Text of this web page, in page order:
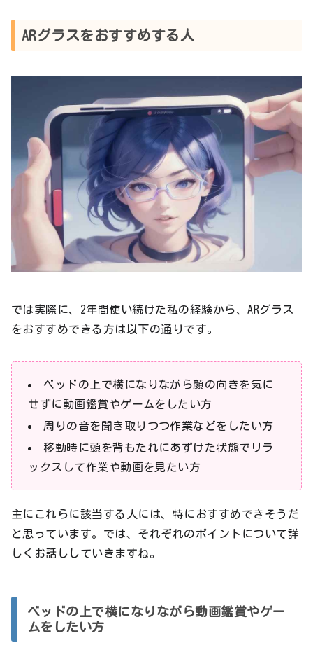
ARグラスをおすすめする人
では実際に、2年間使い続けた私の経験から、ARグラス
をおすすめできる方は以下の通りです。
ベッドの上で横になりながら顔の向きを気に
せずに動画鑑賞やゲームをしたい方
周りの音を聞き取りつつ作業などをしたい方
移動時に頭を背もたれにあずけた状態でリラ
ックスして作業や動画を見たい方
主にこれらに該当する人には、特におすすめできそうだ
と思っています。では、それぞれのポイントについて詳
しくお話ししていきますね。
ベッドの上で横になりながら動画鑑賞やゲー
ムをしたい方